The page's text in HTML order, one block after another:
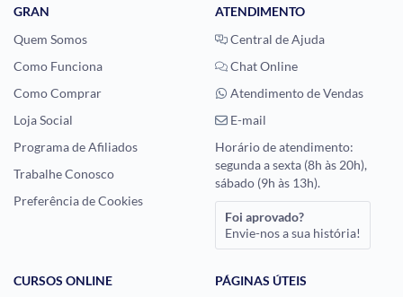
GRAN
Quem Somos
Como Funciona
Como Comprar
Loja Social
Programa de Afiliados
Trabalhe Conosco
Preferência de Cookies
ATENDIMENTO
Central de Ajuda
Chat Online
Atendimento de Vendas
E-mail
Horário de atendimento:
segunda a sexta (8h às 20h),
sábado (9h às 13h).
Foi aprovado?
Envie-nos a sua história!
CURSOS ONLINE
PÁGINAS ÚTEIS